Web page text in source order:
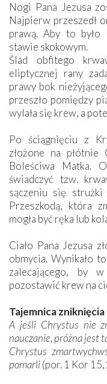
Nogi Pana Jezusa
Najpierw przeszedł
prawą. Aby to
stawie skokowym.
Ślad obfitego
eliptycznej rany
prawy bok
przeszło pomiędzy
wylała się krew, a
Po ściągnięciu z
złożone na płótnie
Boleściwa Matka.
świadczyć tzw.
sączeniu się
Przeszkodą, która
mogła być ręka lub
Ciało Pana Jezusa
obmycia. Wynikało
zalecającego, by
pozostawić krew na
Tajemnica
A jeśli Chrystus nie
nauczanie, próżna jest
Chrystus
pomarli(por. 1 Kor